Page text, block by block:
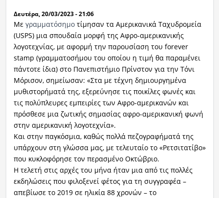
Δευτέρα, 20/03/2023 - 21:06
Με γραμματόσημοτίμησαν τα Αμερικανικά Ταχυδρομεία
(USPS) μια σπουδαία μορφή της Αφρο-αμερικανικής
λογοτεχνίας, με αφορμή την παρουσίαση του forever
stamp (γραμματοσήμου του οποίου η τιμή θα παραμένει
πάντοτε ίδια) στο Πανεπιστήμιο Πρίνστον για την Τόνι
Μόρισον, σημείωσαν: «Στα με τέχνη δημιουργημένα
μυθιστορήματά της, εξερεύνησε τις ποικίλες φωνές και
τις πολύπλευρες εμπειρίες των Αφρο-αμερικανών και
πρόσθεσε μια ζωτικής σημασίας αφρο-αμερικανική φωνή
στην αμερικανική λογοτεχνία».
Και στην παγκόσμια, καθώς πολλά πεζογραφήματά της
υπάρχουν στη γλώσσα μας, με τελευταίο το «Ρετσιτατίβο»
που κυκλοφόρησε τον περασμένο Οκτώβριο.
Η τελετή στις αρχές του μήνα ήταν μια από τις πολλές
εκδηλώσεις που φιλοξενεί φέτος για τη συγγραφέα –
απεβίωσε το 2019 σε ηλικία 88 χρονών – το